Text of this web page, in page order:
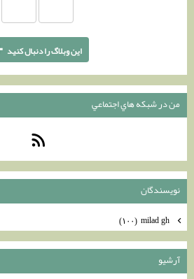
اين وبلاگ را دنبال كنيد+
من در شبكه هاي اجتماعي
نويسندگان
milad gh (۱۰۰)
آرشيو